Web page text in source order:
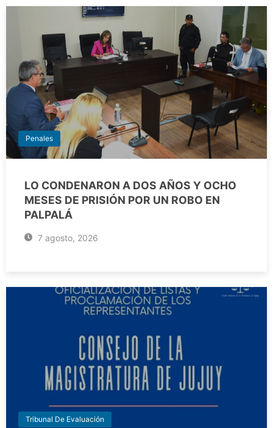
Penales
LO CONDENARON A DOS AÑOS Y OCHO
MESES DE PRISIÓN POR UN ROBO EN
PALPALÁ
7 agosto, 2026
Tribunal De Evaluación